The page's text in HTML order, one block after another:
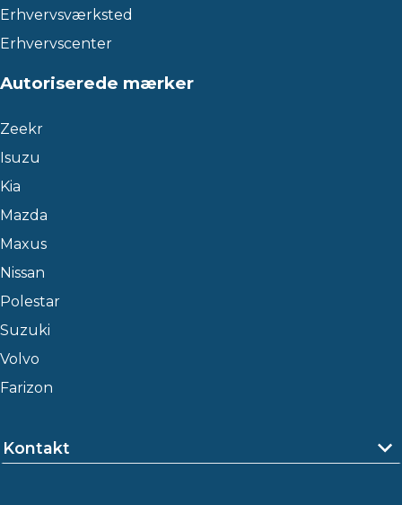
Erhvervsværksted
Erhvervscenter
Autoriserede mærker
Zeekr
Isuzu
Kia
Mazda
Maxus
Nissan
Polestar
Suzuki
Volvo
Farizon
Kontakt